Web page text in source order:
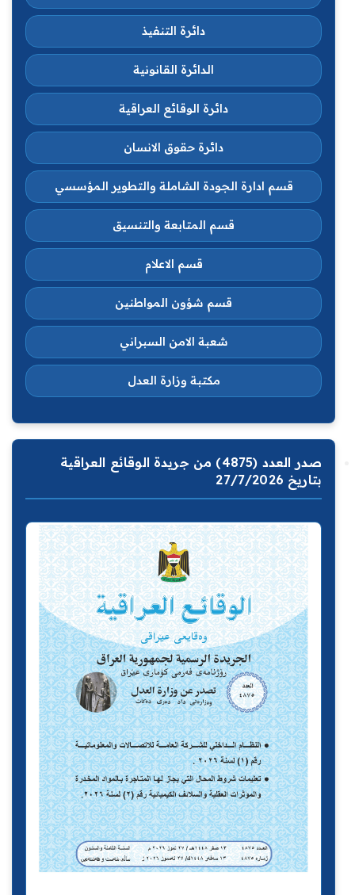
دائرة التنفيذ
الدائرة القانونية
دائرة الوقائع العراقية
دائرة حقوق الانسان
قسم ادارة الجودة الشاملة والتطوير المؤسسي
قسم المتابعة والتنسيق
قسم الاعلام
قسم شؤون المواطنين
شعبة الامن السبراني
مكتبة وزارة العدل
صدر العدد (4875) من جريدة الوقائع العراقية
بتاريخ 27/7/2026